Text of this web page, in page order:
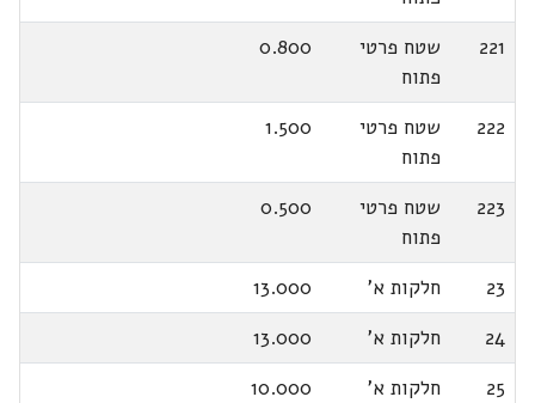
221
שטח פרטי
פתוח
0.800
222
שטח פרטי
פתוח
1.500
223
שטח פרטי
פתוח
0.500
23 חלקות א'
13.000
24
חלקות א'
13.000
25
חלקות א'
10.000